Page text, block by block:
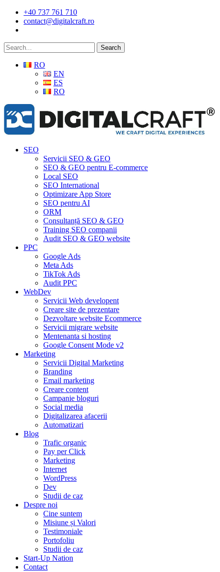
Skip
main
+40 737 761 710
contact@digitalcraft.ro
Search
RO
EN
ES
RO
Menu
SEO
Servicii SEO & GEO
SEO & GEO pentru E-commerce
Local SEO
SEO International
Optimizare App Store
SEO pentru AI
ORM
Consultanță SEO & GEO
Training SEO companii
Audit SEO & GEO website
PPC
Google Ads
Meta Ads
TikTok Ads
Audit PPC
WebDev
Servicii Web developent
Creare site de prezentare
Dezvoltare website Ecommerce
Servicii migrare website
Mentenanta si hosting
Google Consent Mode v2
Marketing
Servicii Digital Marketing
Branding
Email marketing
Creare content
Campanie bloguri
Social media
Digitalizarea afacerii
Automatizari
Blog
Trafic organic
Pay per Click
Marketing
Internet
WordPress
Dev
Studii de caz
Despre noi
Cine suntem
Misiune și Valori
Testimoniale
Portofoliu
Studii de caz
Start-Up Nation
Contact